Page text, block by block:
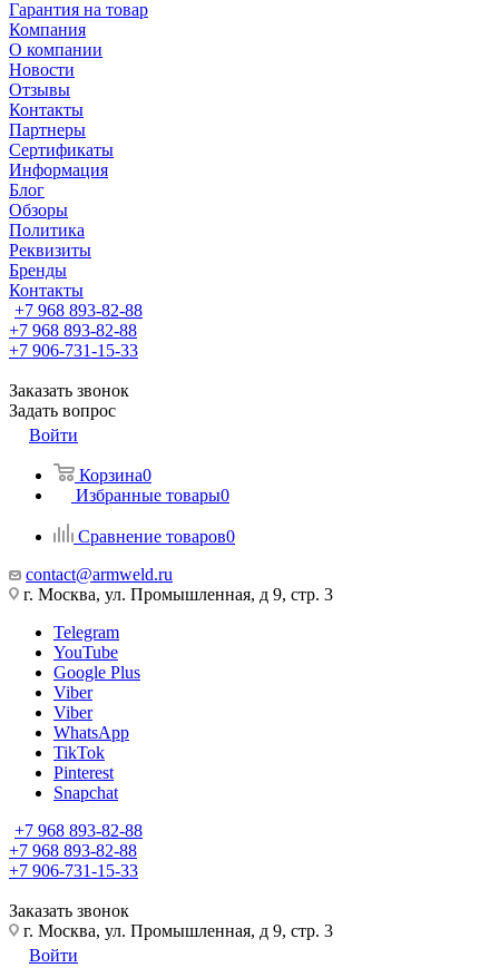
Гарантия на товар
Компания
О компании
Новости
Отзывы
Контакты
Партнеры
Сертификаты
Информация
Блог
Обзоры
Политика
Реквизиты
Бренды
Контакты
+7 968 893-82-88
+7 968 893-82-88
+7 906-731-15-33
Заказать звонок
Задать вопрос
Войти
Корзина0
Избранные товары0
Сравнение товаров0
contact@armweld.ru
г. Москва, ул. Промышленная, д 9, стр. 3
Telegram
YouTube
Google Plus
Viber
Viber
WhatsApp
TikTok
Pinterest
Snapchat
+7 968 893-82-88
+7 968 893-82-88
+7 906-731-15-33
Заказать звонок
г. Москва, ул. Промышленная, д 9, стр. 3
Войти